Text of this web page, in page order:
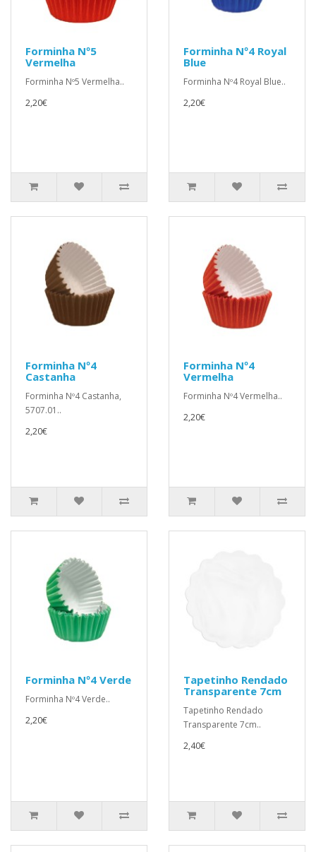
Forminha Nº5
Vermelha
Forminha Nº5 Vermelha..
2,20€
Forminha Nº4 Royal
Blue
Forminha Nº4 Royal Blue..
2,20€
Forminha Nº4
Castanha
Forminha Nº4 Castanha,
5707.01..
2,20€
Forminha Nº4
Vermelha
Forminha Nº4 Vermelha..
2,20€
Forminha Nº4 Verde
Forminha Nº4 Verde..
2,20€
Tapetinho Rendado
Transparente 7cm
Tapetinho Rendado
Transparente 7cm..
2,40€